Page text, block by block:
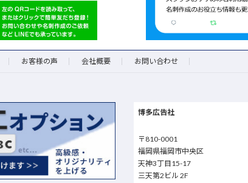
お客様の声 会社概要 お問い合わせ
博多広告社
〒810-0001
福岡県福岡市中央区
天神3丁目15-17
三天第2ビル 2F